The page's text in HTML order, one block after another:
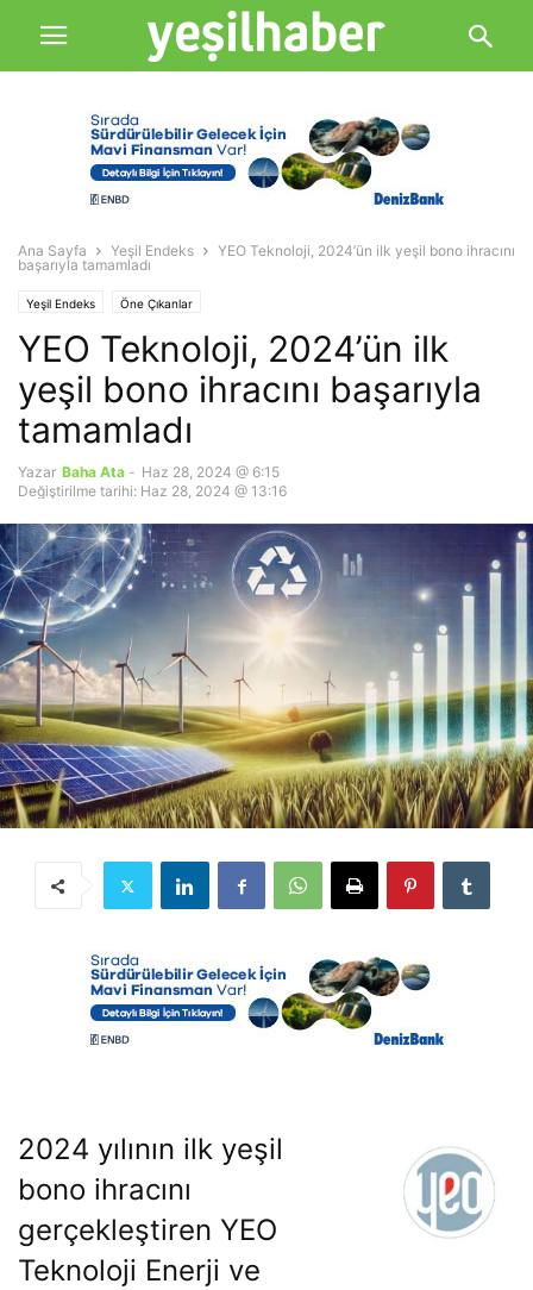
Ana Sayfa Yeşil Endeks
YEO Teknoloji, 2024’ün ilk yeşil bono ihracını
başarıyla tamamladı
Yeşil Endeks Öne Çıkanlar
YEO Teknoloji, 2024’ün ilk
yeşil bono ihracını başarıyla
tamamladı
Yazar Baha Ata - Haz 28, 2024 @ 6:15
Değiştirilme tarihi: Haz 28, 2024 @ 13:16
2024 yılının ilk yeşil
bono ihracını
gerçekleştiren YEO
Teknoloji Enerji ve